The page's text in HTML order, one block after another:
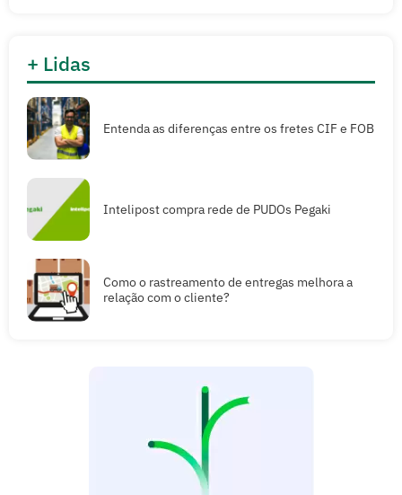
+ Lidas
Entenda as diferenças entre os fretes CIF e FOB
Intelipost compra rede de PUDOs Pegaki
Como o rastreamento de entregas melhora a
relação com o cliente?